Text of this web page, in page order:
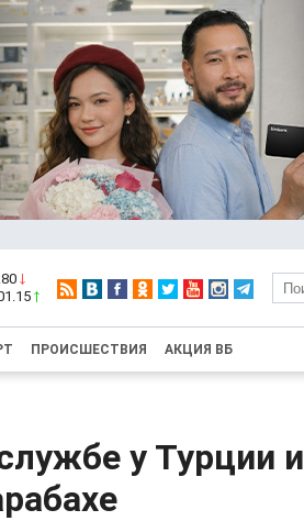
ПРОИСШЕСТВИЯ АКЦИЯ ВБ
у Турции и